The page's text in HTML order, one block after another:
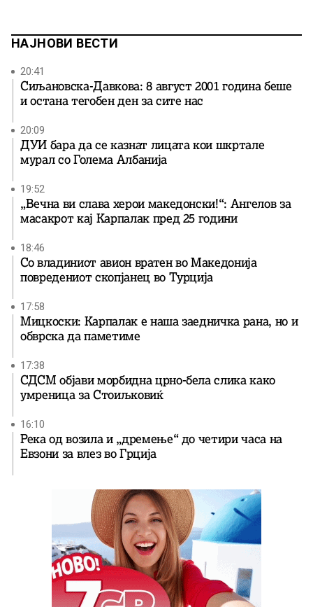
НАЈНОВИ ВЕСТИ
20:41
Сиљановска-Давкова: 8 август 2001 година беше
и остана тегобен ден за сите нас
20:09
ДУИ бара да се казнат лицата кои шкртале
мурал со Голема Албанија
19:52
„Вечна ви слава херои македонски!“: Ангелов за
масакрот кај Карпалак пред 25 години
18:46
Со владиниот авион вратен во Македонија
повредениот скопјанец во Турција
17:58
Мицкоски: Карпалак е наша заедничка рана, но и
обврска да паметиме
17:38
СДСМ објави морбидна црно-бела слика како
умреница за Стоиљковиќ
16:10
Река од возила и „дремење“ до четири часа на
Евзони за влез во Грција